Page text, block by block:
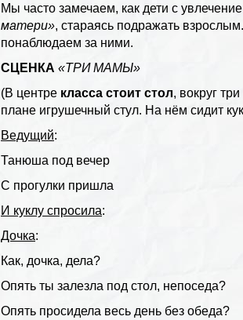
Мы часто замечаем, как дети с
матери», стараясь подражать
понаблюдаем за ними.
СЦЕНКА «ТРИ МАМЫ»
(В центре класса стоит стол, вокруг
плане игрушечный стул. На нём сидит
Ведущий:
Танюша под вечер
С прогулки пришла
И куклу спросила:
Дочка:
Как, дочка, дела?
Опять ты залезла под стол, непоседа?
Опять просидела весь день без обеда?